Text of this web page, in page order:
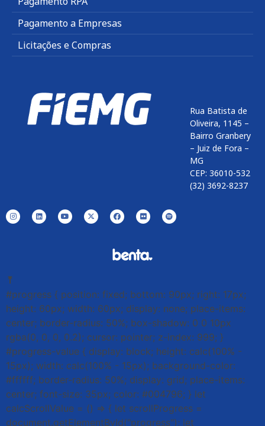
Pagamento a Empresas
Licitações e Compras
Rua Batista de
Oliveira, 1145 –
Bairro Granbery
– Juiz de Fora –
MG
CEP: 36010-532
(32) 3692-8237
⤒
#progress { position: fixed; bottom: 90px; right: 17px;
height: 60px; width: 60px; display: none; place-items:
center; border-radius: 50%; box-shadow: 0 0 10px
rgba(0, 0, 0, 0.2); cursor: pointer; z-index: 999; }
#progress-value { display: block; height: calc(100% -
15px); width: calc(100% - 15px); background-color:
#ffffff; border-radius: 50%; display: grid; place-items:
center; font-size: 35px; color: #004796; } let
calcScrollValue = () => { let scrollProgress =
document.getElementById("progress"); let